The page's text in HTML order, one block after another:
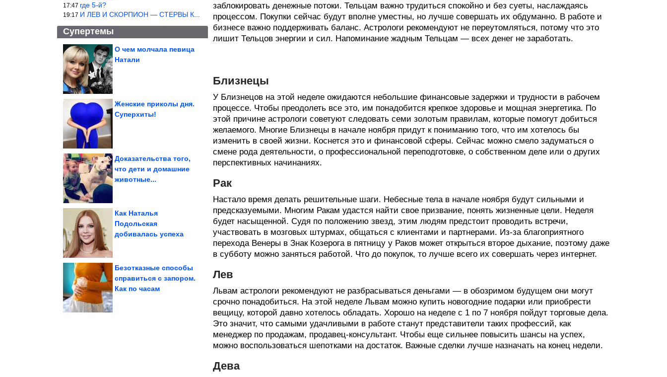
17:47 где 5-й?
19:17 И ЛЕВ И СКОРПИОН — СТЕРВЫ КАКИХ ЕЩЕ ПОИСКАТЬ НАДО
Супертемы
Страны с самым
О чем молчала певица
Натали
Женские приколы дня.
Суперхиты!
Доказательства того,
что дети и домашние
животные...
На Урале арестовали
подозреваемых в
Как Наталья
Подольская
добивалась успеха
Безотказные способы
справиться с запором.
Как по часам
заблокировать денежные потоки. Тельцам важно трудиться спокойно и без суеты, наслаждаясь
процессом. Покупки сейчас будут вполне уместны, но лучше совершать их обдуманно. В работе и
бизнесе важно поддерживать баланс. Астрологи рекомендуют не переутомляться, потому что это
лишит Тельцов энергии и сил. Напоминание жадным Тельцам — всех денег не заработать.
Близнецы
У Близнецов на этой неделе ожидаются небольшие финансовые задержки и трудности в рабочем
процессе. Чтобы преодолеть все это, им понадобится крепкое здоровье и мощная энергетика. По
этой причине астрологи советуют следовать семи золотым правилам, которые помогут добиться
желаемого. Многие Близнецы в начале ноября придут к пониманию того, что им хотелось бы
изменить в своей жизни. Коснется это и финансовой сферы. Сейчас можно смело задуматься о
смене рода деятельности, о профессиональной переподготовке, о собственном деле или о других
перспективных начинаниях.
Рак
Настало время делать решительные шаги. Небесные тела в начале ноября будут сильными и
предсказуемыми. Многим Ракам удастся найти свое призвание, понять жизненные цели. Неделя
будет насыщенной. Судя по положению звезд, этим людям предстоит проводить встречи,
участвовать в мозговых штурмах, общаться с клиентами и партнерами. Из-за благоприятного
перехода Венеры в Знак Козерога в пятницу у Раков может открыться второе дыхание, поэтому даже
в субботу можно заняться работой. Что до покупок, то лучше всего их совершать через интернет.
Лев
Львам астрологи рекомендуют не разбрасываться деньгами — в обозримом будущем они могут
срочно понадобиться. На этой неделе Львам можно купить новогодние подарки или приобрести
вещицу, которой давно хотелось обладать. Хорошо на неделе с 1 по 7 ноября пойдут торговые дела.
Это значит, что самыми удачливыми в работе станут представители таких профессий, как
менеджер по продажам, продавец-консультант. Чтобы еще сильнее повысить шансы на успех,
можно воспользоваться шепотками на достаток. Важные сделки лучше назначать на конец недели.
Дева